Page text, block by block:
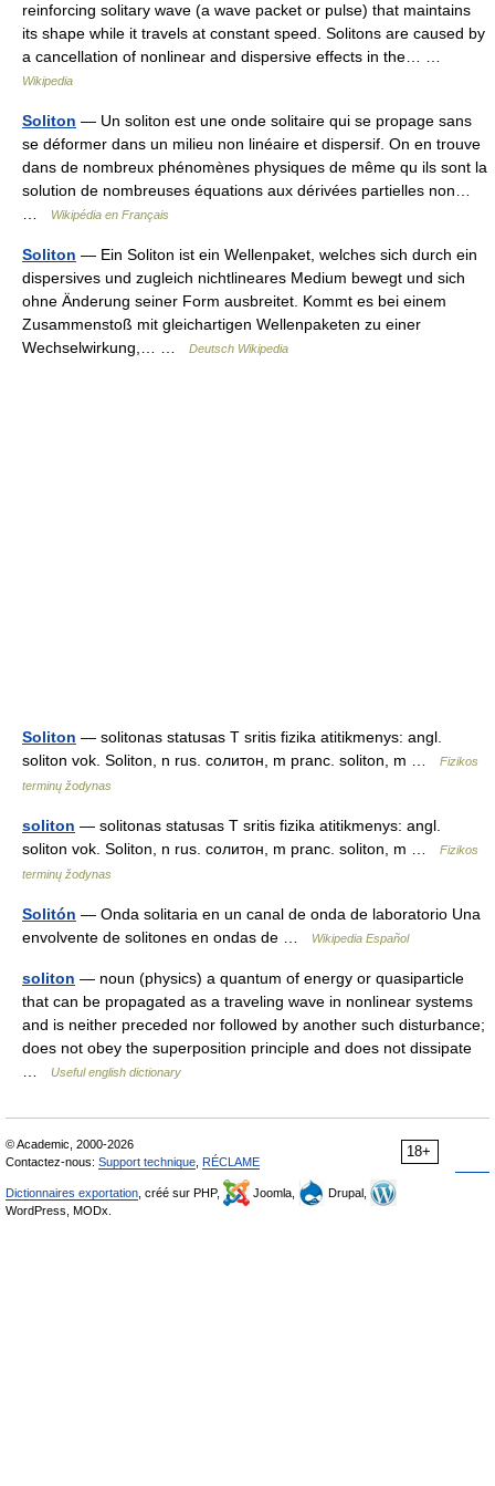
reinforcing solitary wave (a wave packet or pulse) that maintains
its shape while it travels at constant speed. Solitons are caused by
a cancellation of nonlinear and dispersive effects in the… …
Wikipedia
Soliton — Un soliton est une onde solitaire qui se propage sans
se déformer dans un milieu non linéaire et dispersif. On en trouve
dans de nombreux phénomènes physiques de même qu ils sont la
solution de nombreuses équations aux dérivées partielles non…
Wikipédia en Français
Soliton — Ein Soliton ist ein Wellenpaket, welches sich durch ein
dispersives und zugleich nichtlineares Medium bewegt und sich
ohne Änderung seiner Form ausbreitet. Kommt es bei einem
Zusammenstoß mit gleichartigen Wellenpaketen zu einer
Wechselwirkung,… …
Deutsch Wikipedia
Soliton — solitonas statusas T sritis fizika atitikmenys: angl.
soliton vok. Soliton, n rus. солитон, m pranc. soliton, m …
Fizikos
terminų žodynas
soliton — solitonas statusas T sritis fizika atitikmenys: angl.
soliton vok. Soliton, n rus. солитон, m pranc. soliton, m …
Fizikos
terminų žodynas
Solitón — Onda solitaria en un canal de onda de laboratorio Una
envolvente de solitones en ondas de …
Wikipedia Español
soliton — noun (physics) a quantum of energy or quasiparticle
that can be propagated as a traveling wave in nonlinear systems
and is neither preceded nor followed by another such disturbance;
does not obey the superposition principle and does not dissipate
Useful english dictionary
18+
© Academic, 2000-2026
Contactez-nous: Support technique RÉCLAME
Dictionnaires exportation , créé sur PHP, Joomla,
Drupal,
WordPress, MODx.